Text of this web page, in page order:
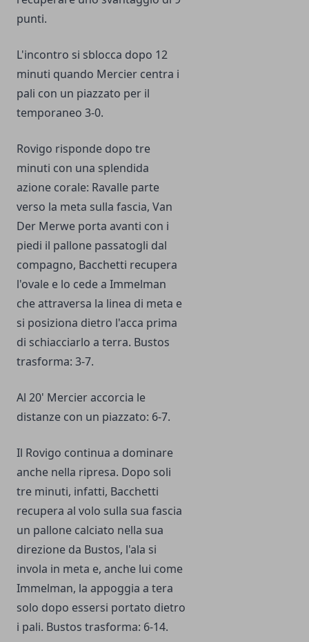
punti.
L'incontro si sblocca dopo 12
minuti quando Mercier centra i
pali con un piazzato per il
temporaneo 3-0.
Rovigo risponde dopo tre
minuti con una splendida
azione corale: Ravalle parte
verso la meta sulla fascia, Van
Der Merwe porta avanti con i
piedi il pallone passatogli dal
compagno, Bacchetti recupera
l'ovale e lo cede a Immelman
che attraversa la linea di meta e
si posiziona dietro l'acca prima
di schiacciarlo a terra. Bustos
trasforma: 3-7.
Al 20' Mercier accorcia le
distanze con un piazzato: 6-7.
Il Rovigo continua a dominare
anche nella ripresa. Dopo soli
tre minuti, infatti, Bacchetti
recupera al volo sulla sua fascia
un pallone calciato nella sua
direzione da Bustos, l'ala si
invola in meta e, anche lui come
Immelman, la appoggia a tera
solo dopo essersi portato dietro
i pali. Bustos trasforma: 6-14.